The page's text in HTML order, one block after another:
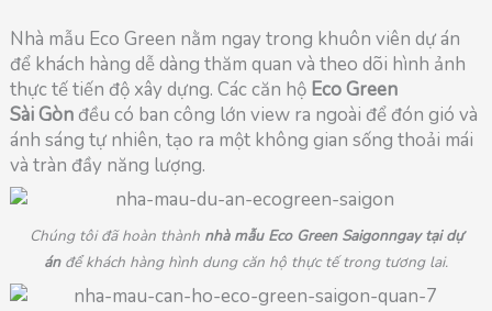
Nhà mẫu Eco Green nằm ngay trong khuôn viên dự án
để khách hàng dễ dàng thăm quan và theo dõi hình ảnh
thực tế tiến độ xây dựng. Các căn hộ Eco Green
Sài Gòn đều có ban công lớn view ra ngoài để đón gió và
ánh sáng tự nhiên, tạo ra một không gian sống thoải mái
và tràn đầy năng lượng.
Chúng tôi đã hoàn thành nhà mẫu Eco Green Saigonngay tại dự
ánđể khách hàng hình dung căn hộ thực tế trong tương lai.